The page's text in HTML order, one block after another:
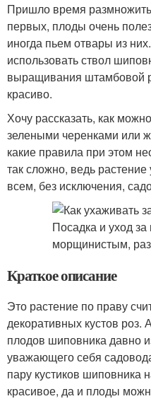
Пришло время
первых, плоды очень
иногда пьем отвары из
использовать ствол
выращивания штамбовой
красиво.
Хочу рассказать, как
зелеными черенками или
какие правила при этом
так сложно, ведь
всем, без исключения,
Краткое описание
Это растение по праву
декоративных кустов
плодов шиповника давно
уважающего себя
пару кустиков шиповника
красивое, да и плоды